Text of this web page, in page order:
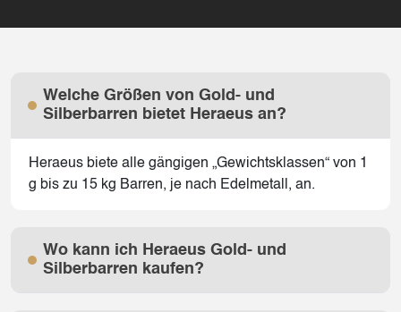
Welche Größen von Gold- und
Silberbarren bietet Heraeus an?
Heraeus biete alle gängigen „Gewichtsklassen“ von 1
g bis zu 15 kg Barren, je nach Edelmetall, an.
Wo kann ich Heraeus Gold- und
Silberbarren kaufen?